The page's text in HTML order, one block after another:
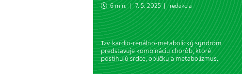
6 min. | 7. 5. 2025 | redakcia
Tzv. kardio-renálno-metabolický syndróm
predstavuje kombináciu chorôb, ktoré
postihujú srdce, obličky a metabolizmus.